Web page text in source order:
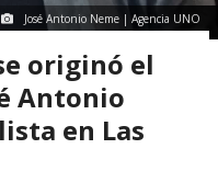
José Antonio Neme | Agencia UNO
originó el
Antonio
en Las